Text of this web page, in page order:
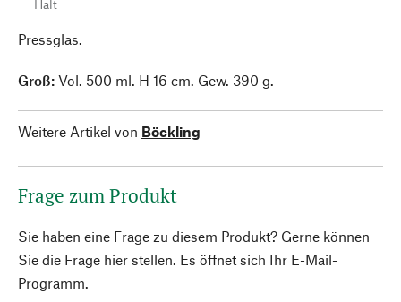
Halt
Pressglas.
Groß: Vol. 500 ml. H 16 cm. Gew. 390 g.
Weitere Artikel von Böckling
Frage zum Produkt
Sie haben eine Frage zu diesem Produkt? Gerne können
Sie die Frage hier stellen. Es öffnet sich Ihr E-Mail-
Programm.